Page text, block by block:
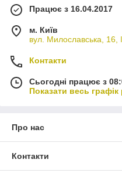
Працює з 16.04.2017
м. Київ
вул. Милославська, 16,
Контакти
Сьогодні працює з
Показати весь графік
Про нас
Контакти